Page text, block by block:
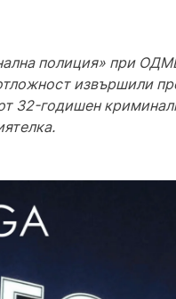
полиция» при
извършили
32-годишен